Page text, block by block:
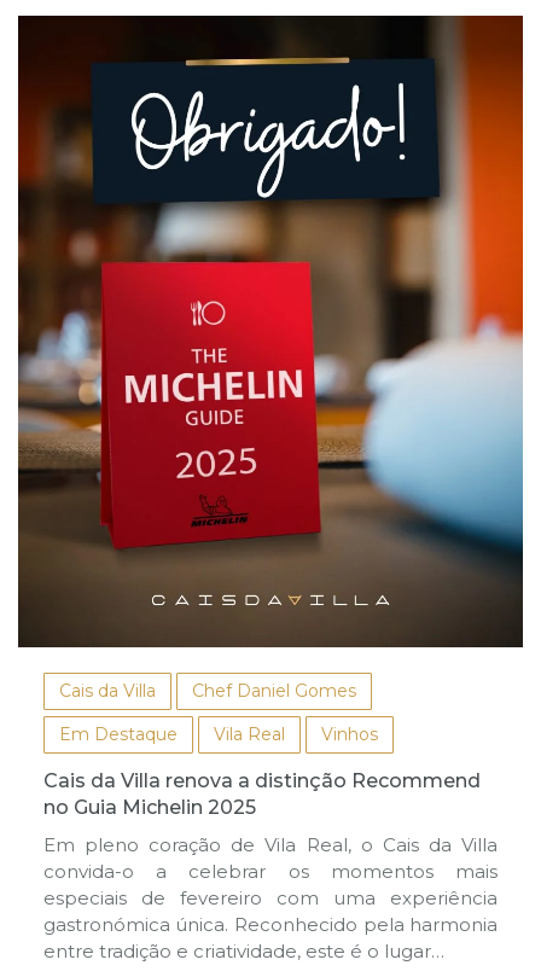
Cais da Villa
Chef Daniel Gomes
Em Destaque
Vila Real Vinhos
Cais da Villa renova a distinção Recommend
no Guia Michelin 2025
Em pleno coração de Vila Real, o Cais da Villa
convida-o a celebrar os momentos mais
especiais de fevereiro com uma experiência
gastronómica única. Reconhecido pela harmonia
entre tradição e criatividade, este é o lugar…